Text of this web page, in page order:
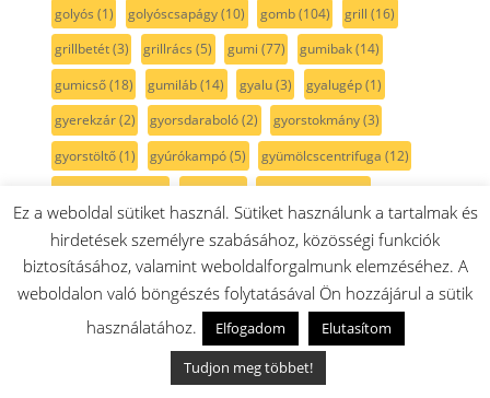
golyós (1) golyóscsapágy(10) gomb(104) grill (16)
grillbetét(3) grillrács (5) gumi (77) gumibak(14)
gumicső(18) gumiláb(14) gyalu(3) gyalugép(1)
gyerekzár(2) gyorsdaraboló(2) gyorstokmány(3)
gyorstöltő(1) gyúrókampó(5) gyümölcscentrifuga (12)
gyümölcsprés(22) gyűrű(10) gáz csatlakozó(3)
gégecső(23) gépház(5) görgő(12) gőz (1)
gőzkivezető(1) gőzsütő(33) gőzterelő(2) gőzállomás(1)
habkő(1) habosító(2) habszivacs(6) habtárcsa(1)
habverőlapát(18) habverőszár
Ez a weboldal sütiket használ. Sütiket használunk a tartalmak és
hirdetések személyre szabásához, közösségi funkciók
biztosításához, valamint weboldalforgalmunk elemzéséhez. A
weboldalon való böngészés folytatásával Ön hozzájárul a sütik
használatához.
Elfogadom
Elutasítom
Tudjon meg többet!